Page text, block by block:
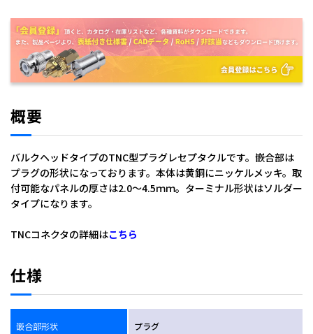
概要
バルクヘッドタイプのTNC型プラグレセプタクルです。嵌合部は
プラグの形状になっております。本体は黄銅にニッケルメッキ。取
付可能なパネルの厚さは2.0～4.5ｍｍ。ターミナル形状はソルダー
タイプになります。
TNCコネクタの詳細はこちら
仕様
嵌合部形状 プラグ